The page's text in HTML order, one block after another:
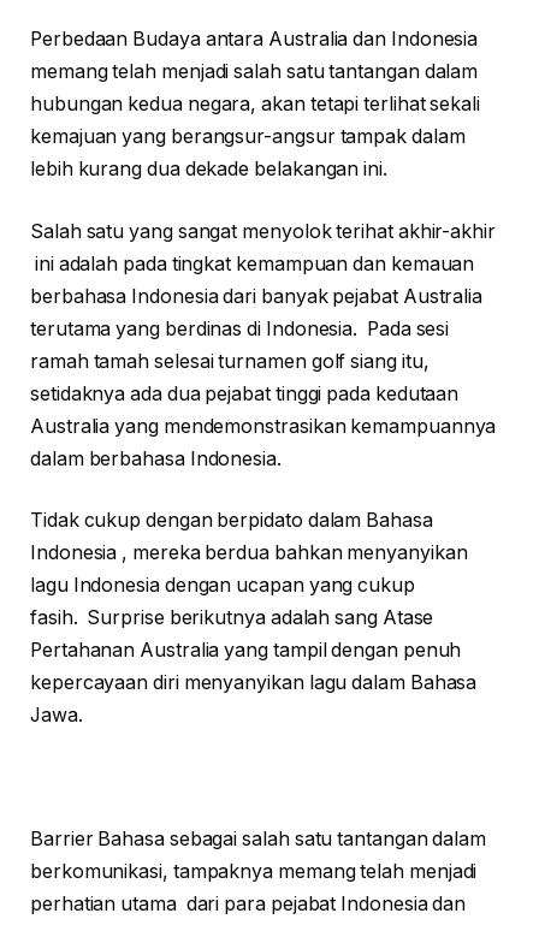
Perbedaan Budaya antara Australia dan Indonesia
memang telah menjadi salah satu tantangan dalam
hubungan kedua negara, akan tetapi terlihat sekali
kemajuan yang berangsur-angsur tampak dalam
lebih kurang dua dekade belakangan ini.
Salah satu yang sangat menyolok terihat akhir-akhir
ini adalah pada tingkat kemampuan dan kemauan
berbahasa Indonesia dari banyak pejabat Australia
terutama yang berdinas di Indonesia. Pada sesi
ramah tamah selesai turnamen golf siang itu,
setidaknya ada dua pejabat tinggi pada kedutaan
Australia yang mendemonstrasikan kemampuannya
dalam berbahasa Indonesia.
Tidak cukup dengan berpidato dalam Bahasa
Indonesia , mereka berdua bahkan menyanyikan
lagu Indonesia dengan ucapan yang cukup
fasih. Surprise berikutnya adalah sang Atase
Pertahanan Australia yang tampil dengan penuh
kepercayaan diri menyanyikan lagu dalam Bahasa
Jawa.
Barrier Bahasa sebagai salah satu tantangan dalam
berkomunikasi, tampaknya memang telah menjadi
perhatian utama dari para pejabat Indonesia dan